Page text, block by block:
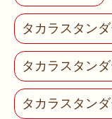
タカラスタン
タカラスタン
タカラスタン